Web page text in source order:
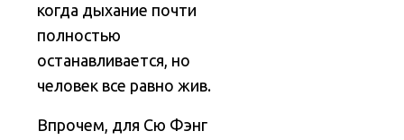
когда дыхание почти
полностью
останавливается, но
человек все равно жив.
Впрочем, для Сю Фэнг